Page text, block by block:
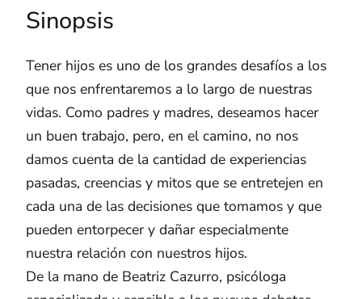
Sinopsis
Tener hijos es uno de los grandes desafíos a los
que nos enfrentaremos a lo largo de nuestras
vidas. Como padres y madres, deseamos hacer
un buen trabajo, pero, en el camino, no nos
damos cuenta de la cantidad de experiencias
pasadas, creencias y mitos que se entretejen en
cada una de las decisiones que tomamos y que
pueden entorpecer y dañar especialmente
nuestra relación con nuestros hijos.
De la mano de Beatriz Cazurro, psicóloga